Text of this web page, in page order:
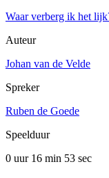
Waar verberg ik het
Auteur
Johan van de Velde
Spreker
Ruben de Goede
Speelduur
0 uur 16 min 53 sec